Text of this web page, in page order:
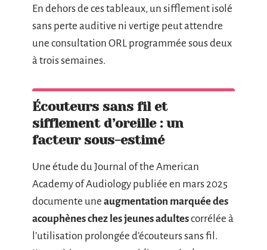
En dehors de ces tableaux, un sifflement isolé
sans perte auditive ni vertige peut attendre
une consultation ORL programmée sous deux
à trois semaines.
Écouteurs sans fil et
sifflement d’oreille : un
facteur sous-estimé
Une étude du Journal of the American
Academy of Audiology publiée en mars 2025
documente une augmentation marquée des
acouphènes chez les jeunes adultescorrélée à
l’utilisation prolongée d’écouteurs sans fil.